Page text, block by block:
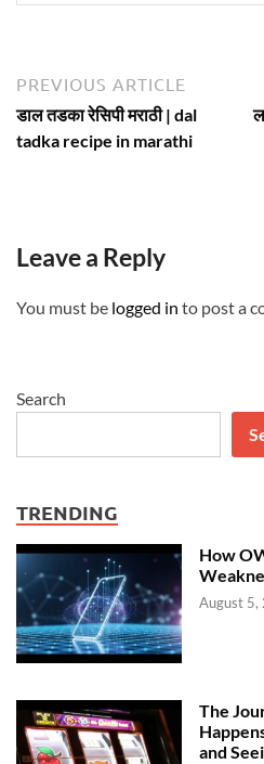
Post
navigation
PREVIOUS ARTICLE
article:
डाल तडका रेसिपी मराठी | dal
tadka recipe in marathi
Leave a Reply
You must be logged in to post a
Search
TRENDING
How
August 5,
The
and